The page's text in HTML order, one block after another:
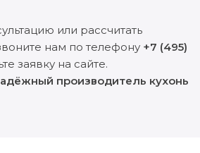
или рассчитать
нам по телефону +7 (495)
заявку на сайте.
производитель кухонь